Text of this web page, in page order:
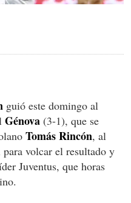
guió este domingo al
Génova (3-1), que se
Tomás Rincón, al
volcar el resultado y
Juventus, que horas